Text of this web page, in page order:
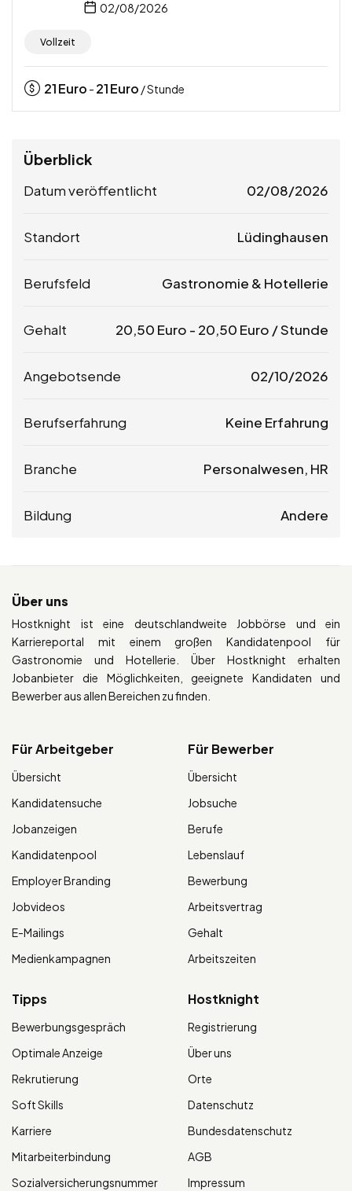
02/08/2026
Vollzeit
21Euro - 21Euro / Stunde
Überblick
Datum veröffentlicht 02/08/2026
Standort Lüdinghausen
Berufsfeld Gastronomie & Hotellerie
Gehalt 20,50 Euro - 20,50 Euro / Stunde
Angebotsende 02/10/2026
Berufserfahrung Keine Erfahrung
Branche Personalwesen, HR
Bildung Andere
Über uns
Hostknight ist eine deutschlandweite Jobbörse und ein
Karriereportal mit einem großen Kandidatenpool für
Gastronomie und Hotellerie. Über Hostknight erhalten
Jobanbieter die Möglichkeiten, geeignete Kandidaten und
Bewerber aus allen Bereichen zu finden.
Für Arbeitgeber
Übersicht
Kandidatensuche
Jobanzeigen
Kandidatenpool
Employer Branding
Jobvideos
E-Mailings
Medienkampagnen
Für Bewerber
Übersicht
Jobsuche
Berufe
Lebenslauf
Bewerbung
Arbeitsvertrag
Gehalt
Arbeitszeiten
Tipps
Bewerbungsgespräch
Optimale Anzeige
Rekrutierung
Soft Skills
Karriere
Mitarbeiterbindung
Sozialversicherungsnummer
Hostknight
Registrierung
Über uns
Orte
Datenschutz
Bundesdatenschutz
AGB
Impressum